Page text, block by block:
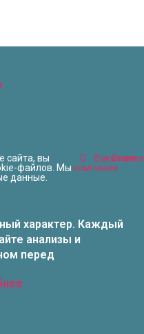
сайта, вы
файлов. Мы
данные.
О
компании
Вакансии
Статьи
характер. Каждый
анализы и
перед